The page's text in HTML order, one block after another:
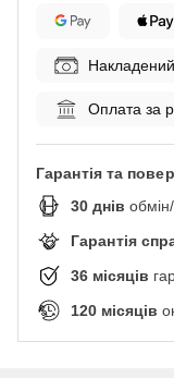
Оплата за
Гарантія та
30 днів
Гарантія
36 місяців
120 місяців